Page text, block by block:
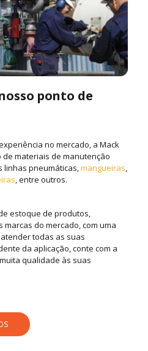
ponto de
no mercado, a Mack
materiais de manutenção
linhas pneumáticas,mangueiras,
, entre outros.
estoque de produtos,
do mercado, com uma
todas as suas
da aplicação, conte com a
qualidade às suas